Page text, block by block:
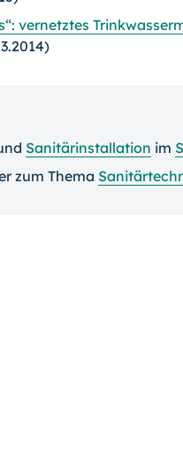
vernetztes
Sanitärinstallation im
zum Thema